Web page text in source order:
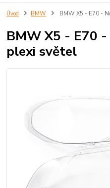
Úvod BMW BMW X5 - E70 -
BMW X5 - E70
plexi světel